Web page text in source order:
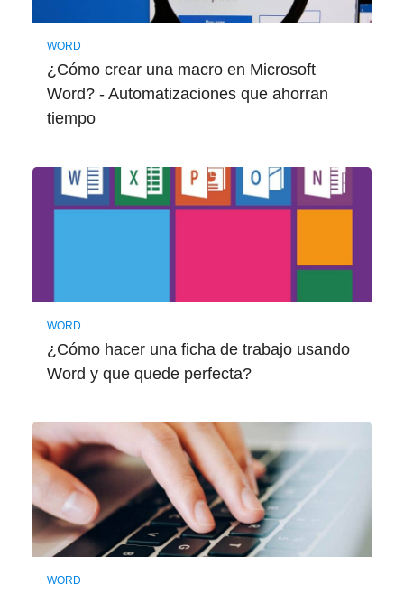
WORD
¿Cómo crear una macro en Microsoft
Word? - Automatizaciones que ahorran
tiempo
WORD
¿Cómo hacer una ficha de trabajo usando
Word y que quede perfecta?
WORD